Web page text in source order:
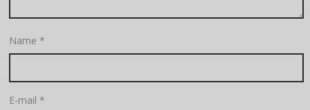
Name*
E-mail*